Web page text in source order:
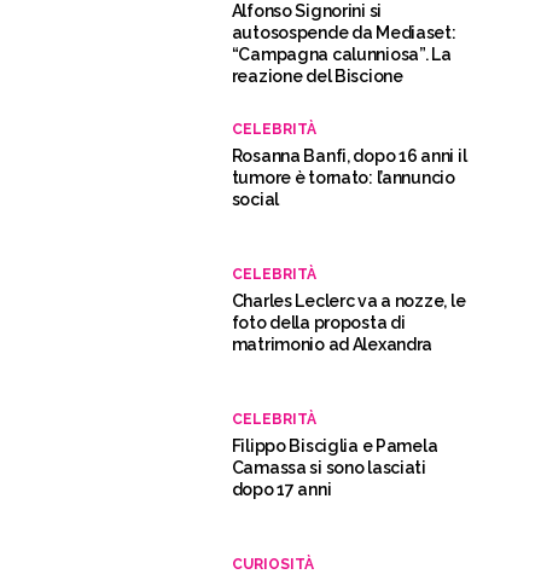
Alfonso Signorini si
autosospende da Mediaset:
“Campagna calunniosa”. La
reazione del Biscione
CELEBRITÀ
Rosanna Banfi, dopo 16 anni il
tumore è tornato: l’annuncio
social
CELEBRITÀ
Charles Leclerc va a nozze, le
foto della proposta di
matrimonio ad Alexandra
CELEBRITÀ
Filippo Bisciglia e Pamela
Camassa si sono lasciati
dopo 17 anni
CURIOSITÀ